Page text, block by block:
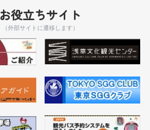
お役立ちサイト
（外部サイトに遷移します）